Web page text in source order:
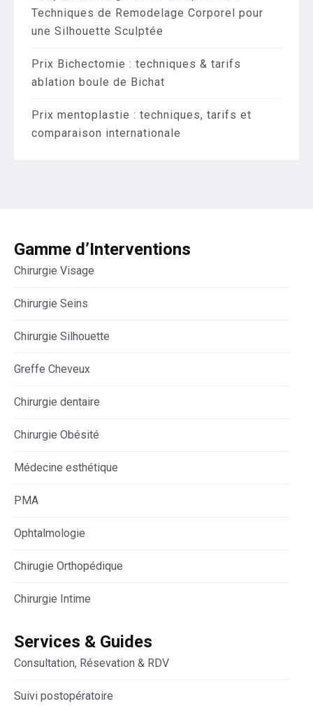
Techniques de Remodelage Corporel pour
une Silhouette Sculptée
Prix Bichectomie : techniques & tarifs
ablation boule de Bichat
Prix mentoplastie : techniques, tarifs et
comparaison internationale
Gamme d’Interventions
Chirurgie Visage
Chirurgie Seins
Chirurgie Silhouette
Greffe Cheveux
Chirurgie dentaire
Chirurgie Obésité
Médecine esthétique
PMA
Ophtalmologie
Chirugie Orthopédique
Chirurgie Intime
Services & Guides
Consultation, Résevation & RDV
Suivi postopératoire